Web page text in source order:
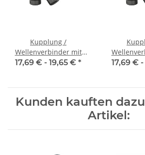
Kupplung /
Wellenverbinder mit
Klemmnaben WSV-K 16
17,69 € - 19,65 € * 17,69 € -
Kunden kauften
Artikel: